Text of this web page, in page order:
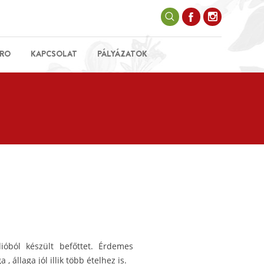
KAPCSOLAT PÁLYÁZATOK
készült befőttet. Érdemes
, állaga jól illik több ételhez is.